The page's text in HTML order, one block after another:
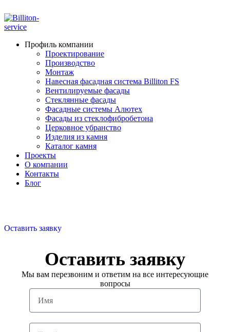
Профиль компании
Проектирование
Производство
Монтаж
Навесная фасадная система Billiton FS
Вентилируемые фасады
Стеклянные фасады
Фасадные системы Алютех
Фасады из стеклофибробетона
Церковное убранство
Изделия из камня
Каталог камня
Проекты
О компании
Контакты
Блог
Оставить заявку
Оставить заявку
Мы вам перезвоним и ответим на все интересующие
вопросы